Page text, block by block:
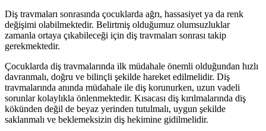
Diş travmaları sonrasında çocuklarda ağrı, hassasiyet ya da renk
değişimi olabilmektedir. Belirtmiş olduğumuz olumsuzluklar
zamanla ortaya çıkabileceği için diş travmaları sonrası takip
gerekmektedir.
Çocuklarda diş travmalarında ilk müdahale önemli olduğundan hızlı
davranmalı, doğru ve bilinçli şekilde hareket edilmelidir. Diş
travmalarında anında müdahale ile diş korunurken, uzun vadeli
sorunlar kolaylıkla önlenmektedir. Kısacası diş kırılmalarında diş
kökünden değil de beyaz yerinden tutulmalı, uygun şekilde
saklanmalı ve beklemeksizin diş hekimine gidilmelidir.